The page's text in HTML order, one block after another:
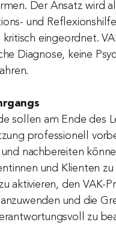
Der Ansatz wird
und
eingeordnet.
Diagnose, keine
sollen am Ende des
professionell
nachbereiten
und Klienten zu
aktivieren, den VAK-
und die
zu